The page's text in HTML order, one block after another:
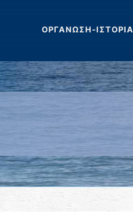
ΟΡΓΑΝΩΣΗ-ΙΣΤΟΡΙΑ